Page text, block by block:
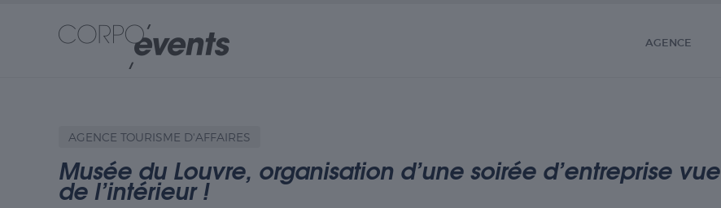
AGENCE
AGENCE TOURISME D'AFFAIRES
Musée du Louvre, organisation d’une soirée d’entreprise vue
de l’intérieur !